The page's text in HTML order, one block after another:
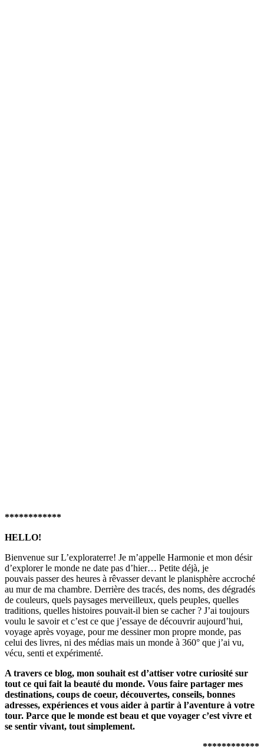
************
HELLO!
Bienvenue sur L’exploraterre! Je m’appelle Harmonie et mon désir
d’explorer le monde ne date pas d’hier… Petite déjà, je
pouvais passer des heures à rêvasser devant le planisphère accroché
au mur de ma chambre. Derrière des tracés, des noms, des dégradés
de couleurs, quels paysages merveilleux, quels peuples, quelles
traditions, quelles histoires pouvait-il bien se cacher ? J’ai toujours
voulu le savoir et c’est ce que j’essaye de découvrir aujourd’hui,
voyage après voyage, pour me dessiner mon propre monde, pas
celui des livres, ni des médias mais un monde à 360° que j’ai vu,
vécu, senti et expérimenté.
A travers ce blog, mon souhait est d’attiser votre curiosité sur
tout ce qui fait la beauté du monde. Vous faire partager mes
destinations, coups de coeur, découvertes, conseils, bonnes
adresses, expériences et vous aider à partir à l’aventure à votre
tour. Parce que le monde est beau et que voyager c’est vivre et
se sentir vivant, tout simplement.
************